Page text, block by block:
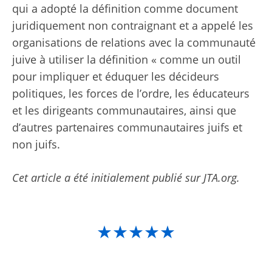
qui a adopté la définition comme document
juridiquement non contraignant et a appelé les
organisations de relations avec la communauté
juive à utiliser la définition « comme un outil
pour impliquer et éduquer les décideurs
politiques, les forces de l’ordre, les éducateurs
et les dirigeants communautaires, ainsi que
d’autres partenaires communautaires juifs et
non juifs.
Cet article a été initialement publié sur JTA.org.
★★★★★